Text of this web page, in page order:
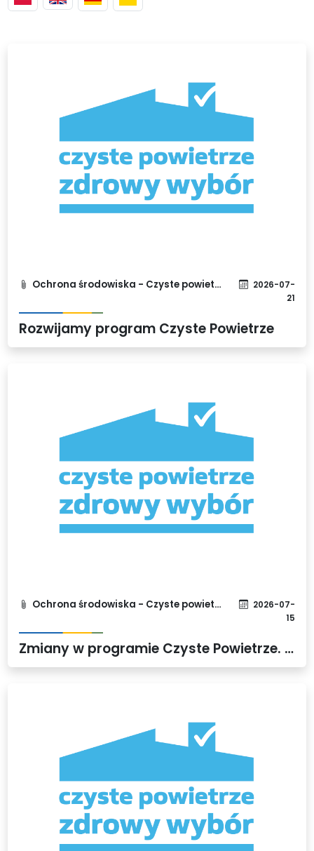
Ochrona środowiska - Czyste powietrze
2026-07-
21
Rozwijamy program Czyste Powietrze
Ochrona środowiska - Czyste powietrze
2026-07-
15
Zmiany w programie Czyste Powietrze. Od 20 lipca łatwiej skorzystasz z dotacji